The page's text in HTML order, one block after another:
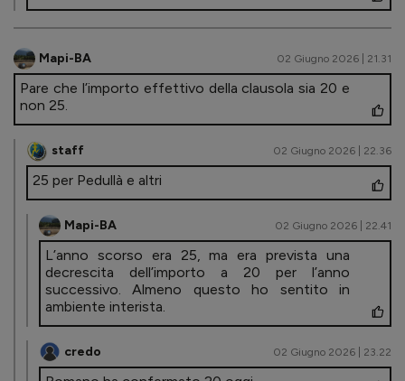
Mapi-BA 02 Giugno 2026 | 21.31
Pare che l’importo effettivo della clausola sia 20 e
non 25.
staff 02 Giugno 2026 | 22.36
25 per Pedullà e altri
Mapi-BA 02 Giugno 2026 | 22.41
L’anno scorso era 25, ma era prevista una
decrescita dell’importo a 20 per l’anno
successivo. Almeno questo ho sentito in
ambiente interista.
credo 02 Giugno 2026 | 23.22